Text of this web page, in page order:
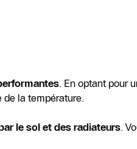
. En optant pour
de la température.
le sol et des radiateurs.